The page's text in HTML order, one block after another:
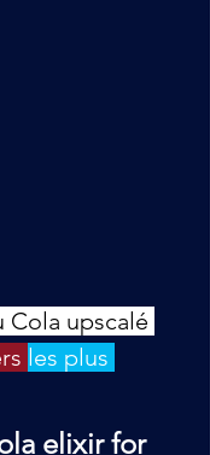
Cola upscalé
les plus
elixir for